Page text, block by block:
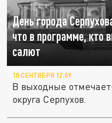
День города
что в программе, кто
салют
18 СЕНТЯБРЯ 12:09
В выходные
округа Серпухов.